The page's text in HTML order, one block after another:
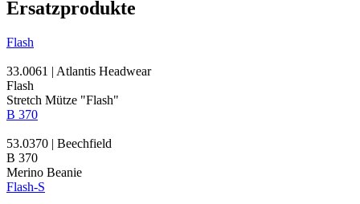
Ersatzprodukte
Flash
33.0061 | Atlantis Headwear
Flash
Stretch Mütze "Flash"
B 370
53.0370 | Beechfield
B 370
Merino Beanie
Flash-S